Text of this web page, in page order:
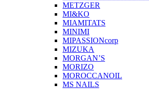
METZGER
MI&KO
MIAMITATS
MINIMI
MIPASSIONcorp
MIZUKA
MORGAN’S
MORIZO
MOROCCANOIL
MS NAILS